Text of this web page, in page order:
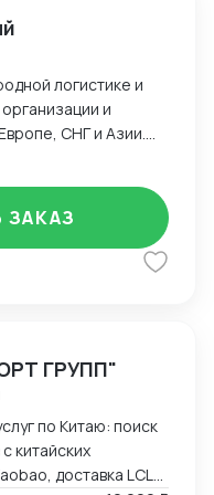
логистике и
и
СНГ и Азии.
и
менеджера по
международных
дорогой и
издержек;
международных
упаковочные
документы;
станциями и
движения грузов,
ГРУПП"
по Китаю: поиск
китайских
доставка LCL